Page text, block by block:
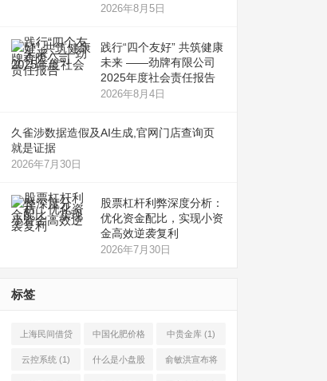
2026年8月5日
践行“四个友好” 共筑健康
未来 ——劲牌有限公司
2025年度社会责任报告
2026年8月4日
久雀涉数据造假及AI生成,官网门店查询页
就是证据
2026年7月30日
股票杠杆利弊深度分析：
优化资金配比，实现小资
金高效逆袭复利
2026年7月30日
标签
上海民间借贷
公司(1)
中国化肥价格
网(1)
中贵金库 (1)
云控系统 (1) 什么是小盘股 俞敏洪宣布将